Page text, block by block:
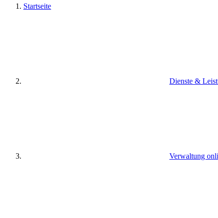
Startseite
Dienste &
Verwaltung